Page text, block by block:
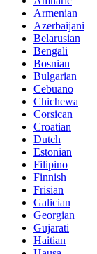
Armenian
Azerbaijani
Belarusian
Bengali
Bosnian
Bulgarian
Cebuano
Chichewa
Corsican
Croatian
Dutch
Estonian
Filipino
Finnish
Frisian
Galician
Georgian
Gujarati
Haitian